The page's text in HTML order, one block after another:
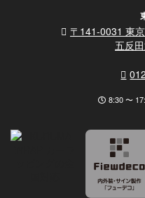
〒141-0031 東
五反
8:30 〜